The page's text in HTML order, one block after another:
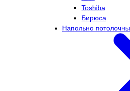
Toshiba
Бирюса
Напольно